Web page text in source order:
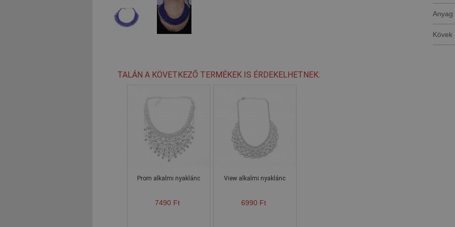
Anyag
Kövek
TALÁN A KÖVETKEZŐ TERMÉKEK IS ÉRDEKELHETNEK:
Prom alkalmi nyaklánc
7490 Ft
View alkalmi nyaklánc
6990 Ft